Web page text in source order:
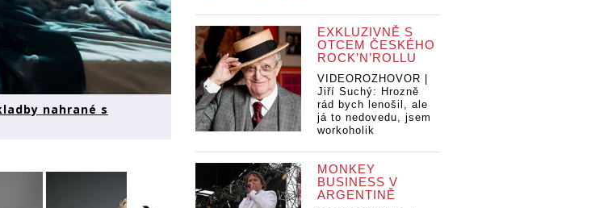
nahrané s
EXKLUZIVNĚ S
OTCEM ČESKÉHO
ROCK’N’ROLLU
VIDEOROZHOVOR |
Jiří Suchý: Hrozně
rád bych lenošil, ale
já to nedovedu, jsem
workoholik
MONKEY
BUSINESS V
ARGENTINĚ